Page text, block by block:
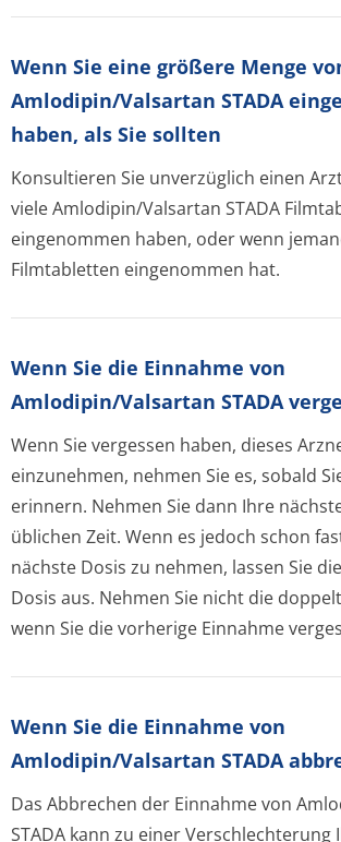
Wenn Sie eine größere Menge
Amlodipin/Valsartan STADA
haben, als Sie sollten
Konsultieren Sie unverzüglich einen
viele Amlodipin/Valsartan STADA
eingenommen haben, oder wenn
Filmtabletten eingenommen hat.
Wenn Sie die Einnahme von
Amlodipin/Valsartan STADA
Wenn Sie vergessen haben, dieses
einzunehmen, nehmen Sie es, sobald
erinnern. Nehmen Sie dann Ihre
üblichen Zeit. Wenn es jedoch schon
nächste Dosis zu nehmen, lassen Sie
Dosis aus. Nehmen Sie nicht die
wenn Sie die vorherige Einnahme
Wenn Sie die Einnahme von
Amlodipin/Valsartan STADA
Das Abbrechen der Einnahme von
STADA kann zu einer